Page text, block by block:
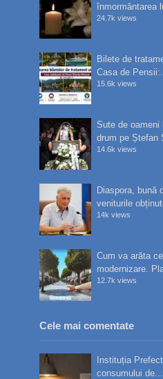
înmormântarea
24.7k views
Bilete de
Casa de Pensii:...
15.6k views
Sute de oameni
drum pe Ștefan
14.6k views
Diaspora, bună
veniturile
14k views
Cum va arăta
modernizare.
12.7k views
Cele mai comentate
Instituția
consumului de...